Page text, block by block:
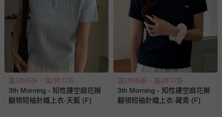
非以有形媒介提供之數位內容或一經提供即為完成之線
上服務，經消費者事先同意始提供（例如線上課程、遊
戲或活動點數等）。
已拆封之以下類型商品：
-個人衛生用品（例如尿布、貼身衣物、泳裝、襪子、地
墊、寢具類等）。
-新生兒親膚衣物（嬰幼兒包巾與背巾、包屁衣、學習
褲、紗布衣等）。
-接觸性孕哺產品（奶嘴、奶瓶、擠乳器、哺乳衣、托腹
滿1件85折，滿2件77折
3th Morning - 知性鏤空麻花辮
翻領短袖針織上衣-天藍 (F)
滿1件85折，滿2件77折
3th Morning - 知性鏤空麻花辮
翻領短袖針織上衣-藏青 (F)